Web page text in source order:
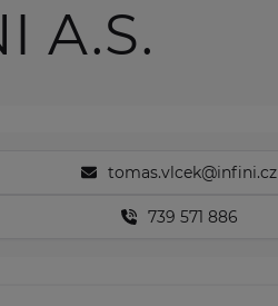
A.S.
tomas.vlcek@infini.cz
739 571 886